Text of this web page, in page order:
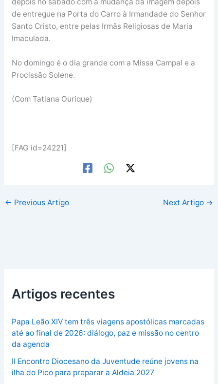
de entregue na Porta do Carro à Irmandade do Senhor
Santo Cristo, entre pelas Irmãs Religiosas de Maria
Imaculada.
No domingo é o dia grande com a Missa Campal e a
Procissão Solene.
(Com Tatiana Ourique)
[FAG id=24221]
← Previous Artigo Next Artigo →
Artigos recentes
Papa Leão XIV tem três viagens apostólicas marcadas
até ao final de 2026: diálogo, paz e missão no centro
da agenda
II Encontro Diocesano da Juventude reúne jovens na
ilha do Pico para preparar a Aldeia 2027